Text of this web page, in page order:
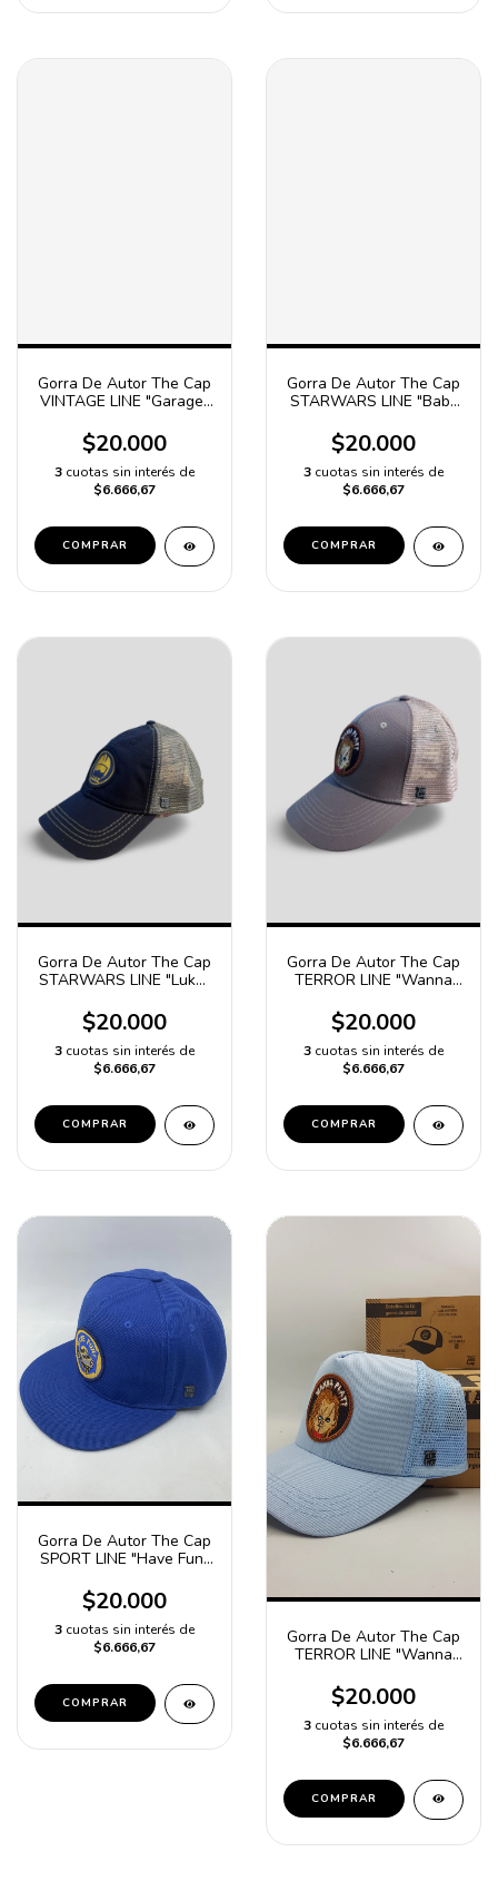
Gorra De Autor The Cap
VINTAGE LINE "Garage"
$20.000
3 cuotas sin interés de
$6.666,67
COMPRAR
Gorra De Autor The Cap
STARWARS LINE "Baby
$20.000
3 cuotas sin interés de
$6.666,67
COMPRAR
Gorra De Autor The Cap
STARWARS LINE "Luke"
$20.000
3 cuotas sin interés de
$6.666,67
COMPRAR
Gorra De Autor The Cap
TERROR LINE "Wanna
$20.000
3 cuotas sin interés de
$6.666,67
COMPRAR
Gorra De Autor The Cap
SPORT LINE "Have Fun"
$20.000
3 cuotas sin interés de
$6.666,67
COMPRAR
Gorra De Autor The Cap
TERROR LINE "Wanna
$20.000
3 cuotas sin interés de
$6.666,67
COMPRAR